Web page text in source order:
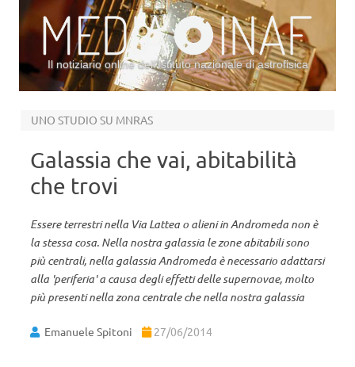
Il notiziario online dell’Istituto nazionale di astrofisica
UNO STUDIO SU MNRAS
Galassia che vai, abitabilità
che trovi
Essere terrestri nella Via Lattea o alieni in Andromeda non è
la stessa cosa. Nella nostra galassia le zone abitabili sono
più centrali, nella galassia Andromeda è necessario adattarsi
alla 'periferia' a causa degli effetti delle supernovae, molto
più presenti nella zona centrale che nella nostra galassia
Emanuele Spitoni 27/06/2014